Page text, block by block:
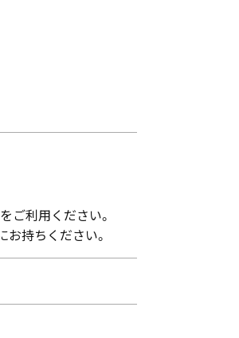
利用ください。
持ちください。